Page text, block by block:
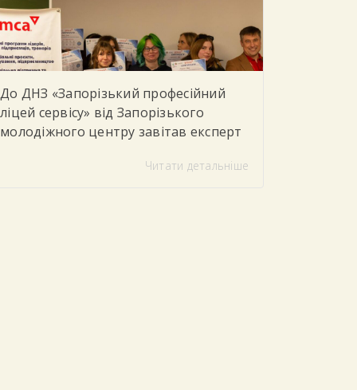
теоретичні […]
До ДНЗ «Запорізький професійний
ліцей сервісу» від Запорізького
молодіжного центру завітав експерт
партнерства, який провів дляЧитати детальніше